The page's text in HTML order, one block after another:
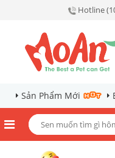
Hotline
Sản Phẩm Mới